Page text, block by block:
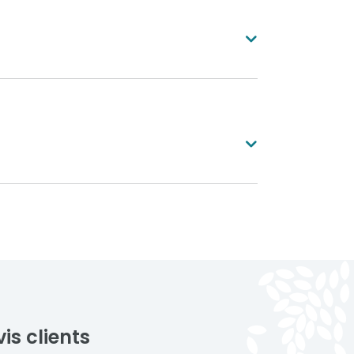
sepia Gris beige
ce matériau est naturellement
clients